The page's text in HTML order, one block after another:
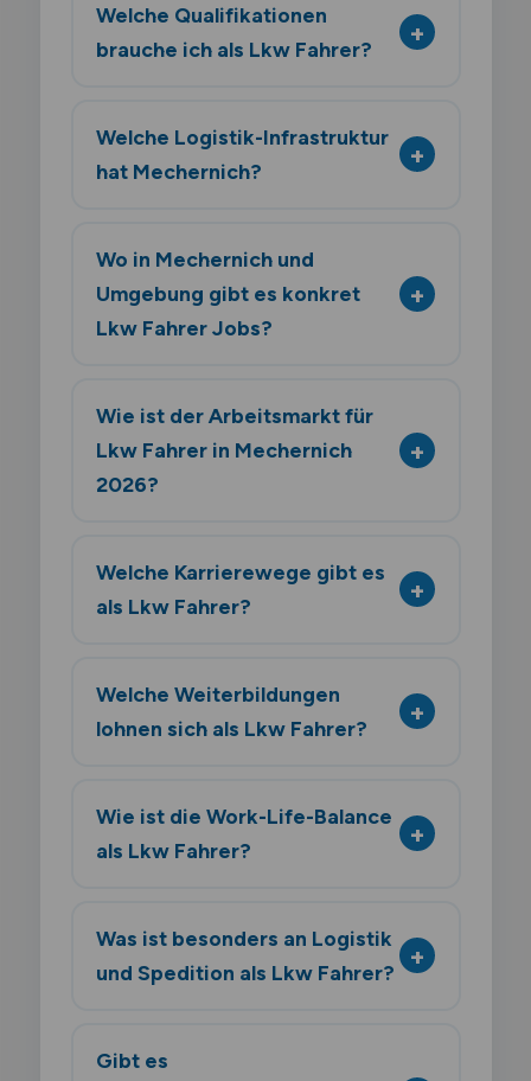
Welche Qualifikationen
brauche ich als Lkw Fahrer?
Welche Logistik-Infrastruktur
hat Mechernich?
Wo in Mechernich und
Umgebung gibt es konkret
Lkw Fahrer Jobs?
Wie ist der Arbeitsmarkt für
Lkw Fahrer in Mechernich
2026?
Welche Karrierewege gibt es
als Lkw Fahrer?
Welche Weiterbildungen
lohnen sich als Lkw Fahrer?
Wie ist die Work-Life-Balance
als Lkw Fahrer?
Was ist besonders an Logistik
und Spedition als Lkw Fahrer?
Gibt es